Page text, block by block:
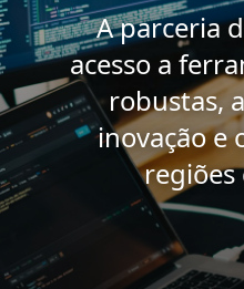
A parceria
acesso a
robustas,
inovação e
regiões